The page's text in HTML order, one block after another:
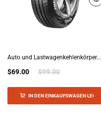
Auto und Lastwagenkehlenkörper...
$69.00 $99.00
IN DEN EINKAUFSWAGEN LEGEN